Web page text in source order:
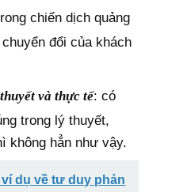
chiến dịch quảng
đổi của khách
và thực tế: có
trong lý thuyết,
không hẳn như vậy.
ví dụ về tư duy phản